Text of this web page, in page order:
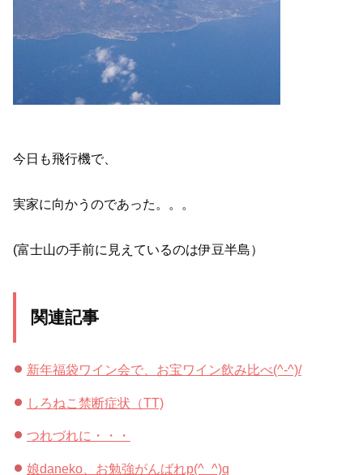
今日も飛行機で、
実家に向かうのであった。。。
(富士山の手前に見えているのは伊豆半島）
関連記事
新年福袋ワイン会で、お宝ワイン飲み比べ(^-^)/
しろねこ禁断症状（TT)
つれづれに・・・
娘daneko、お勉強がんばれp(^_^)q